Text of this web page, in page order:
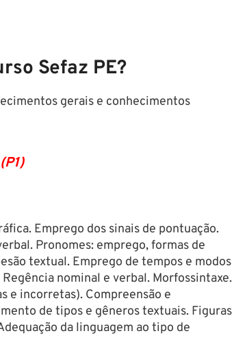
Sefaz PE?
gerais e conhecimentos
Emprego dos sinais de pontuação.
Pronomes: emprego, formas de
textual. Emprego de tempos e modos
nominal e verbal. Morfossintaxe.
e incorretas). Compreensão e
de tipos e gêneros textuais. Figuras
da linguagem ao tipo de